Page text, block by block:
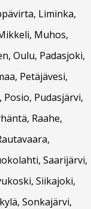
Liminka,
Muhos,
Oulu, Padasjoki,
Petäjävesi,
Posio, Pudasjärvi,
Raahe,
Saarijärvi,
Siikajoki,
Sonkajärvi,